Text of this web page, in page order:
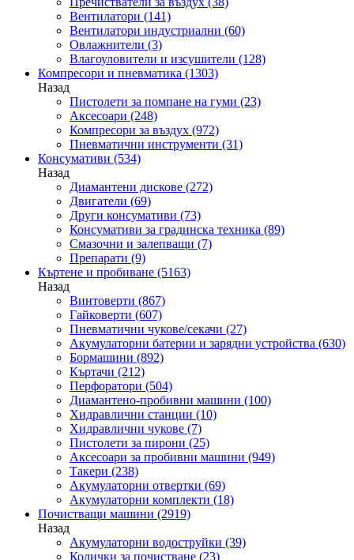
Вентилатори (141)
Вентилатори индустриални (60)
Овлажнители (3)
Влагоуловители и изсушители (128)
Компресори и пневматика (1303)
Назад
Пистолети за помпане на гуми (23)
Аксесоари (248)
Компресори за въздух (972)
Пневматични инструменти (31)
Консумативи (534)
Назад
Диамантени дискове (272)
Двигатели (69)
Други консумативи (73)
Консумативи за градинска техника (89)
Смазочни и залепващи (7)
Препарати (9)
Къртене и пробиване (5163)
Назад
Винтоверти (867)
Гайковерти (607)
Пневматични чукове/секачи (27)
Акумулаторни батерии и зарядни устройства (630)
Бормашини (892)
Къртачи (212)
Перфоратори (504)
Диамантено-пробивни машини (100)
Хидравлични станции (10)
Хидравлични чукове (7)
Пистолети за пирони (25)
Аксесоари за пробивни машини (949)
Такери (238)
Акумулаторни отвертки (69)
Акумулаторни комплекти (18)
Почистващи машини (2919)
Назад
Акумулаторни водоструйки (39)
Колички за почистване (23)